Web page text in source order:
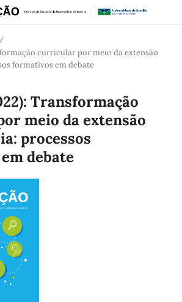
/
curricular por meio da extensão
formativos em debate
Transformação
meio da extensão
processos
debate